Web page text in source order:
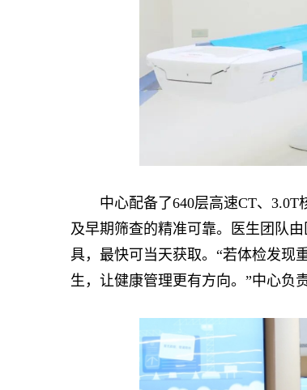
中心配备了640层高速CT、3.0T
及早期筛查的精准可靠。医生团队
具，最快可当天获取。“若体检发现
生，让健康管理更有方向。”中心负